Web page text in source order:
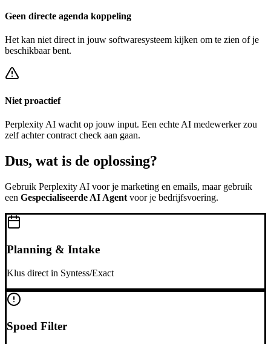
Geen directe agenda koppeling
Het kan niet direct in jouw softwaresysteem kijken om te zien of je
beschikbaar bent.
Niet proactief
Perplexity AI wacht op jouw input. Een echte AI medewerker zou
zelf achtercontract check aan gaan.
Dus, wat is de oplossing?
Gebruik Perplexity AI voor je marketing en emails, maar gebruik
een Gespecialiseerde AI Agent voor je bedrijfsvoering.
Planning & Intake
Klus direct in Syntess/Exact
Spoed Filter